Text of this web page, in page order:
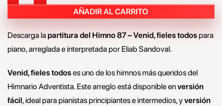
AÑADIR AL CARRITO
Descarga lapartitura del Himno 87 – Venid, fieles todospara
piano, arreglada e interpretada por Eliab Sandoval.
Venid, fieles todoses uno de los himnos más queridos del
Himnario Adventista. Este arreglo está disponible enversión
fácil, ideal para pianistas principiantes e intermedios, yversión